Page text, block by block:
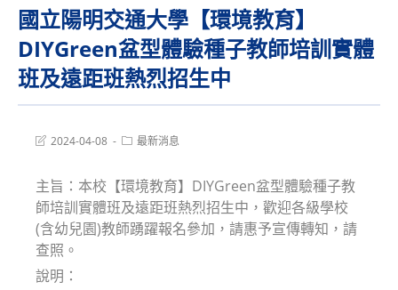
國立陽明交通大學【環境教育】
DIYGreen盆型體驗種子教師培訓實體
班及遠距班熱烈招生中
Post2024-04-08
Post最新消息
主旨：本校【環境教育】DIYGreen盆型體驗種子教
師培訓實體班及遠距班熱烈招生中，歡迎各級學校
(含幼兒園)教師踴躍報名參加，請惠予宣傳轉知，請
查照。
說明：